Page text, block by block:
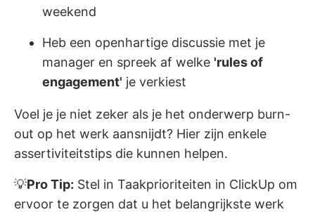
weekend
Heb een openhartige discussie met je
manager en spreek af welke 'rules of
engagement' je verkiest
Voel je je niet zeker als je het onderwerp burn-
out op het werk aansnijdt? Hier zijn enkele
assertiviteitstips die kunnen helpen.
💡Pro Tip: Stel in Taakprioriteiten in ClickUp om
ervoor te zorgen dat u het belangrijkste werk